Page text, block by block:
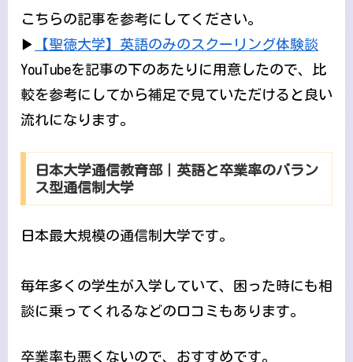
こちらの記事を参考にしてください。
▶
【聖徳大学】英語のみのスクーリング体験談
YouTubeを記事の下のあたりに用意したので、比
較を参考にしてから補足で見ていただけると良い
流れになります。
日本大学通信教育部｜英語と卒業率のバラン
ス型通信制大学
日本最大規模の通信制大学です。
毎年多くの学生が入学していて、困った時にも相
談に乗ってくれるなどの口コミもあります。
卒業率も悪くないので、おすすめです。